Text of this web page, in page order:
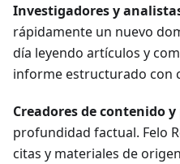
Investigadores y
rápidamente un nuevo
día leyendo artículos y
informe estructurado con
Creadores de contenido
profundidad factual. Felo
citas y materiales de